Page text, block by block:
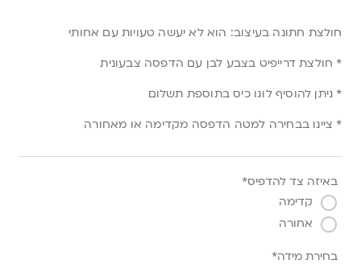
חולצת חתונה בעיצוב: הוא לא יעשה טעויות עם אחותי
* חולצת דרייפיט בצבע לבן עם הדפסה צבעונית
* ניתן להוסיף לוגו כיס בתוספת תשלום
* ציינו בבחירה למטה הדפסה מקדימה או מאחורה
באיזה צד להדפיס*
קדימה
אחורה
בחירת מידה*